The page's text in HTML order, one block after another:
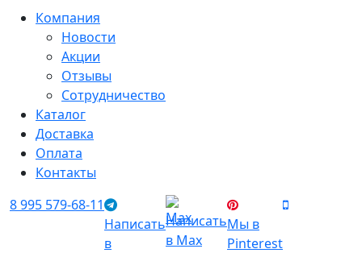
Компания
Новости
Акции
Отзывы
Сотрудничество
Каталог
Доставка
Оплата
Контакты
8 995 579-68-11
Написать
в
Написать
в Max
Мы в
Pinterest